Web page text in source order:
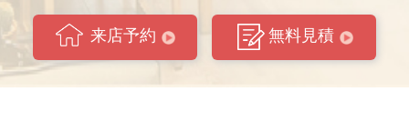
来店予約 無料見積